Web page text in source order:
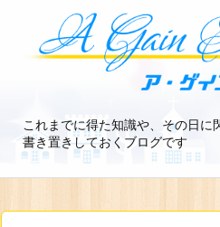
これまでに得た知識や、その日に
書き置きしておくブログです